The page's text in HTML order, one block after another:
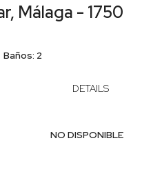
Málaga - 1750
Baños: 2
DETAILS
NO DISPONIBLE